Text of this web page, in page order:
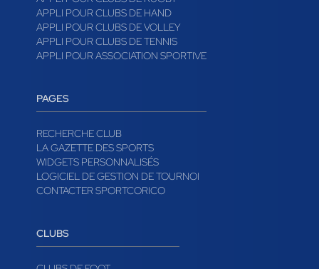
APPLI POUR CLUBS DE HAND
APPLI POUR CLUBS DE VOLLEY
APPLI POUR CLUBS DE TENNIS
APPLI POUR ASSOCIATION SPORTIVE
PAGES
RECHERCHE CLUB
LA GAZETTE DES SPORTS
WIDGETS PERSONNALISÉS
LOGICIEL DE GESTION DE TOURNOI
CONTACTER SPORTCORICO
CLUBS